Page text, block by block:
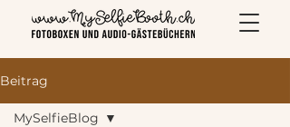
Beitrag
MySelfieBlog